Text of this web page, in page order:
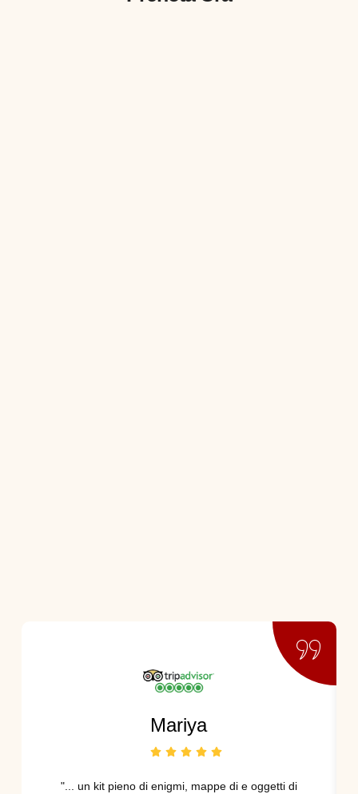
Mariya
"... un kit pieno di enigmi, mappe di e oggetti di